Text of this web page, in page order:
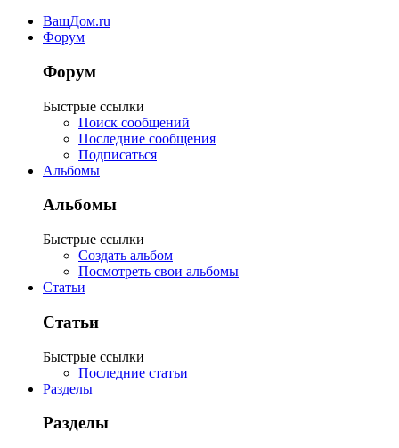
ВашДом.ru
Форум
Форум
Быстрые ссылки
Поиск сообщений
Последние сообщения
Подписаться
Альбомы
Альбомы
Быстрые ссылки
Создать альбом
Посмотреть свои альбомы
Статьи
Статьи
Быстрые ссылки
Последние статьи
Разделы
Разделы